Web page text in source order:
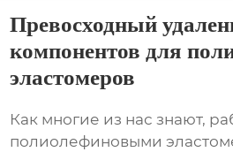
Превосходный
компонентов для
эластомеров
Как многие из нас знают,
полиолефиновыми